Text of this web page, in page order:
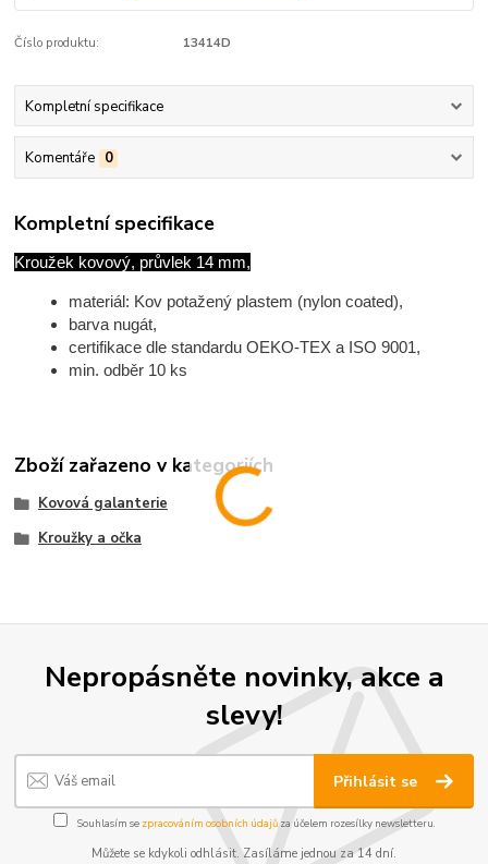
Číslo produktu: 13414D
Kompletní specifikace
Komentáře 0
Kompletní specifikace
Kroužek kovový, průvlek 14 mm,
materiál: Kov potažený plastem (nylon coated),
barva nugát,
certifikace dle standardu OEKO-TEX a ISO 9001,
min. odběr 10 ks
Zboží zařazeno v kategoriích
Kovová galanterie
Kroužky a očka
Nepropásněte novinky, akce a
slevy!
Přihlásit se
Souhlasím se zpracováním osobních údajůza účelem rozesílky newsletteru.
Můžete se kdykoli odhlásit. Zasíláme jednou za 14 dní.